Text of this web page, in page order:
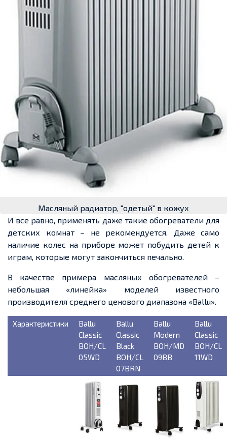
Масляный радиатор, "одетый" в кожух
И все равно, применять даже такие обогреватели для
детских комнат – не рекомендуется. Даже само
наличие колес на приборе может побудить детей к
играм, которые могут закончиться печально.
В качестве примера масляных обогревателей –
небольшая «линейка» моделей известного
производителя среднего ценового диапазона «Ballu».
Характеристики
Ballu
Classic
BOH/CL
05WD
Ballu
Classic
Black
BOH/CL
07BRN
Ballu
Modern
BOH/MD
09BB
Ballu
Classic
BOH/CL
11WD